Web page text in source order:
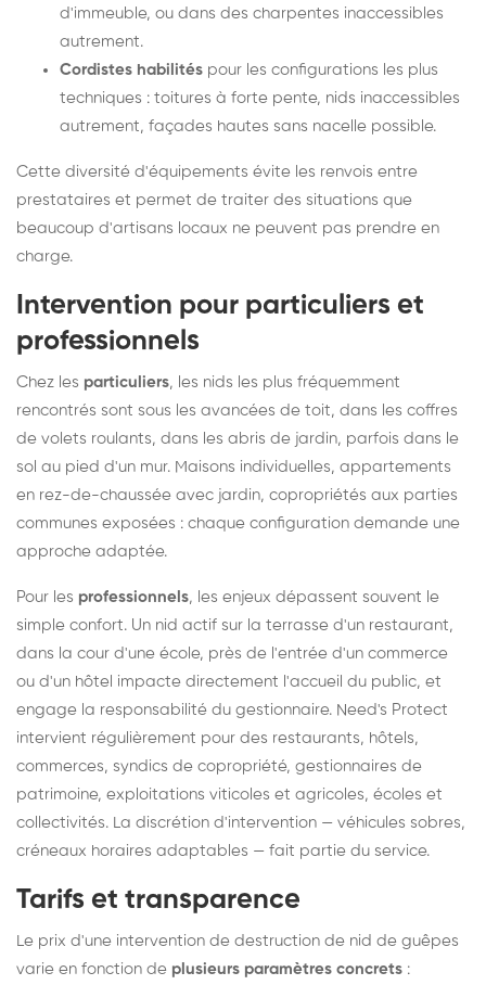
d'immeuble, ou dans des charpentes inaccessibles
autrement.
Cordistes habilités pour les configurations les plus
techniques : toitures à forte pente, nids inaccessibles
autrement, façades hautes sans nacelle possible.
Cette diversité d'équipements évite les renvois entre
prestataires et permet de traiter des situations que
beaucoup d'artisans locaux ne peuvent pas prendre en
charge.
Intervention pour particuliers et
professionnels
Chez les particuliers, les nids les plus fréquemment
rencontrés sont sous les avancées de toit, dans les coffres
de volets roulants, dans les abris de jardin, parfois dans le
sol au pied d'un mur. Maisons individuelles, appartements
en rez-de-chaussée avec jardin, copropriétés aux parties
communes exposées : chaque configuration demande une
approche adaptée.
Pour les professionnels, les enjeux dépassent souvent le
simple confort. Un nid actif sur la terrasse d'un restaurant,
dans la cour d'une école, près de l'entrée d'un commerce
ou d'un hôtel impacte directement l'accueil du public, et
engage la responsabilité du gestionnaire. Need's Protect
intervient régulièrement pour des restaurants, hôtels,
commerces, syndics de copropriété, gestionnaires de
patrimoine, exploitations viticoles et agricoles, écoles et
collectivités. La discrétion d'intervention — véhicules sobres,
créneaux horaires adaptables — fait partie du service.
Tarifs et transparence
Le prix d'une intervention de destruction de nid de guêpes
varie en fonction de plusieurs paramètres concrets :